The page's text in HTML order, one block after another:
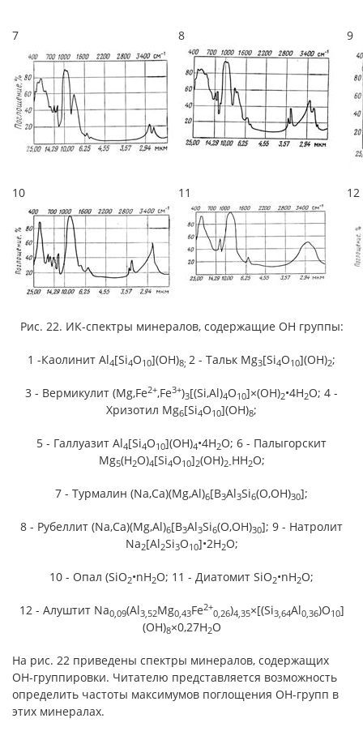
7 8 9
10 11 12
Рис. 22. ИК-спектры минералов, содержащие ОН группы:
1 -Каолинит Al4[Si4O10](OH)8; 2 - Тальк Mg3[Si4O10](OH)2;
3 - Вермикулит (Mg,Fe2+,Fe3+)3[(Si,Al)4O10]×(OH)2•4H2O; 4 -
Хризотил Mg6[Si4O10](OH)8;
5 - Галлуазит Al4[Si4O10](OH)4•4H2O; 6 - Палыгорскит
Mg5(H2O)4[Si4O10]2(OH)2-HH2O;
7 - Турмалин (Na,Ca)(Mg,Al)6[B3Al3Si6(O,OH)30];
8 - Рубеллит (Na,Ca)(Mg,Al)6[B3Al3Si6(O,OH)30]; 9 - Натролит
Na2[Al2Si3O10]•2H2O;
10 - Опал (SiO2•nH2O; 11 - Диатомит SiO2•nH2O;
12 - Алуштит Na0,09(Al3,52Mg0,43Fe2+
0,26)4,35×[(Si3,64Al0,36)O10]
(OH)8×0,27H2O
На рис. 22 приведены спектры минералов, содержащих
ОН-группировки. Читателю представляется возможность
определить частоты максимумов поглощения ОН-групп в
этих минералах.